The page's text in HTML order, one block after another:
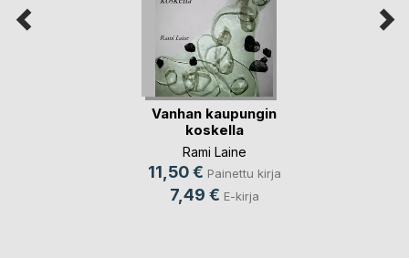
Vanhan kaupungin
koskella
Rami Laine
11,50 € Painettu kirja
7,49 € E-kirja